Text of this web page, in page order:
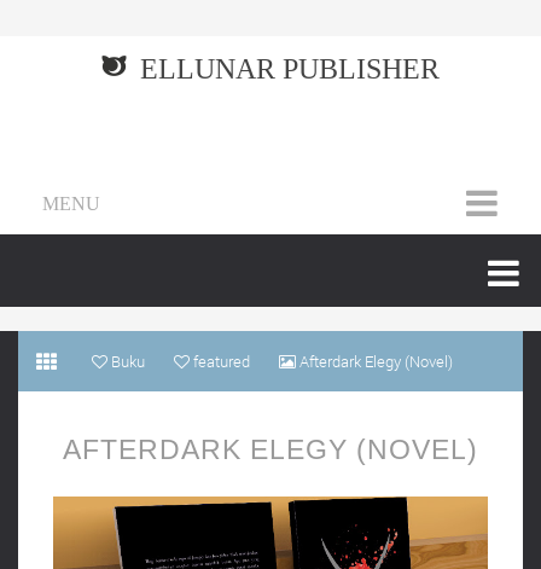
ELLUNAR PUBLISHER
MENU
Buku featured Afterdark Elegy (Novel)
AFTERDARK ELEGY (NOVEL)